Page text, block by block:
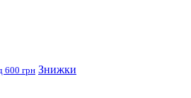
600 грн Знижки